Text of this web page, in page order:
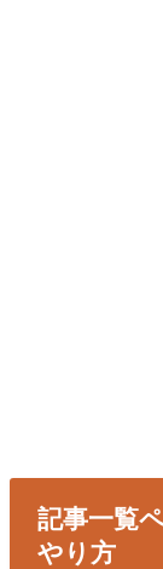
記事一覧
やり方